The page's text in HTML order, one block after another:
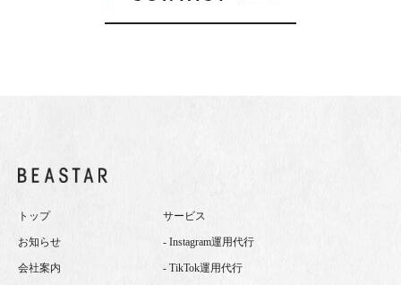
トップ
お知らせ
会社案内
サービス
- Instagram運用代行
- TikTok運用代行